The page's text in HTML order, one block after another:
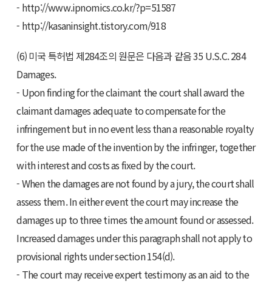
- http://www.ipnomics.co.kr/?p=51587
- http://kasaninsight.tistory.com/918
(6) 미국 특허법 제284조의 원문은 다음과 같음 35 U.S.C. 284
Damages.
- Upon finding for the claimant the court shall award the
claimant damages adequate to compensate for the
infringement but in no event less than a reasonable royalty
for the use made of the invention by the infringer, together
with interest and costs as fixed by the court.
- When the damages are not found by a jury, the court shall
assess them. In either event the court may increase the
damages up to three times the amount found or assessed.
Increased damages under this paragraph shall not apply to
provisional rights under section 154(d).
- The court may receive expert testimony as an aid to the